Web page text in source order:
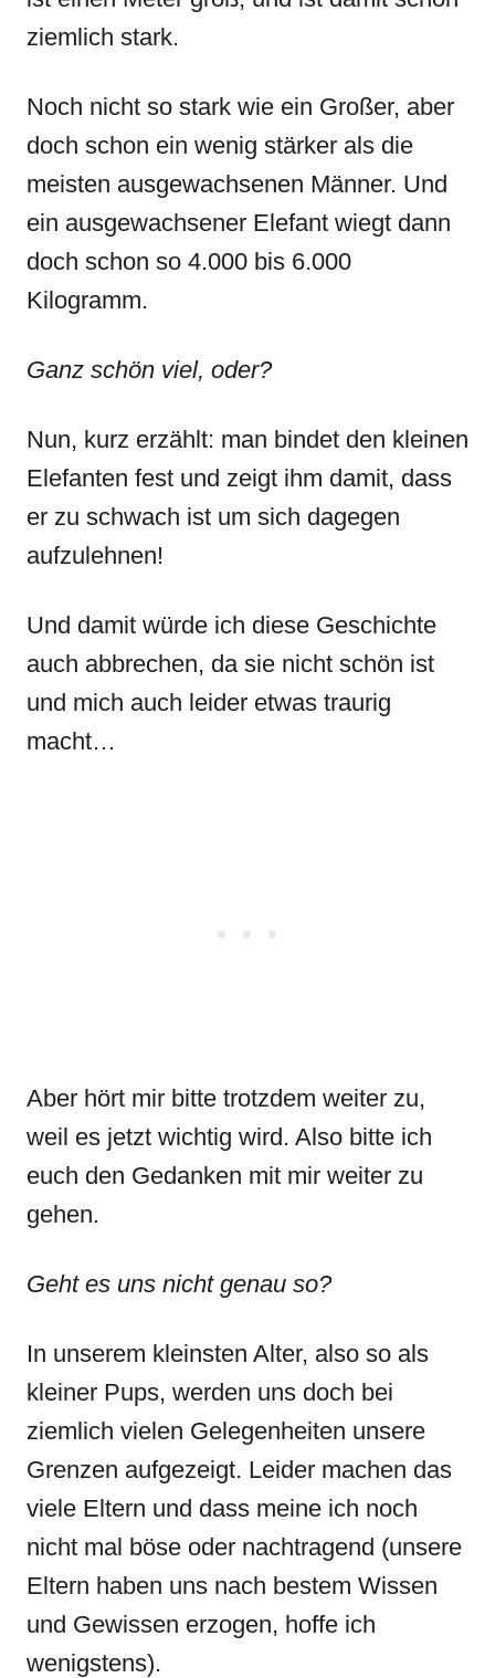
ziemlich stark.
Noch nicht so stark wie ein Großer, aber
doch schon ein wenig stärker als die
meisten ausgewachsenen Männer. Und
ein ausgewachsener Elefant wiegt dann
doch schon so 4.000 bis 6.000
Kilogramm.
Ganz schön viel, oder?
Nun, kurz erzählt: man bindet den kleinen
Elefanten fest und zeigt ihm damit, dass
er zu schwach ist um sich dagegen
aufzulehnen!
Und damit würde ich diese Geschichte
auch abbrechen, da sie nicht schön ist
und mich auch leider etwas traurig
macht…
Aber hört mir bitte trotzdem weiter zu,
weil es jetzt wichtig wird. Also bitte ich
euch den Gedanken mit mir weiter zu
gehen.
Geht es uns nicht genau so?
In unserem kleinsten Alter, also so als
kleiner Pups, werden uns doch bei
ziemlich vielen Gelegenheiten unsere
Grenzen aufgezeigt. Leider machen das
viele Eltern und dass meine ich noch
nicht mal böse oder nachtragend (unsere
Eltern haben uns nach bestem Wissen
und Gewissen erzogen, hoffe ich
wenigstens).